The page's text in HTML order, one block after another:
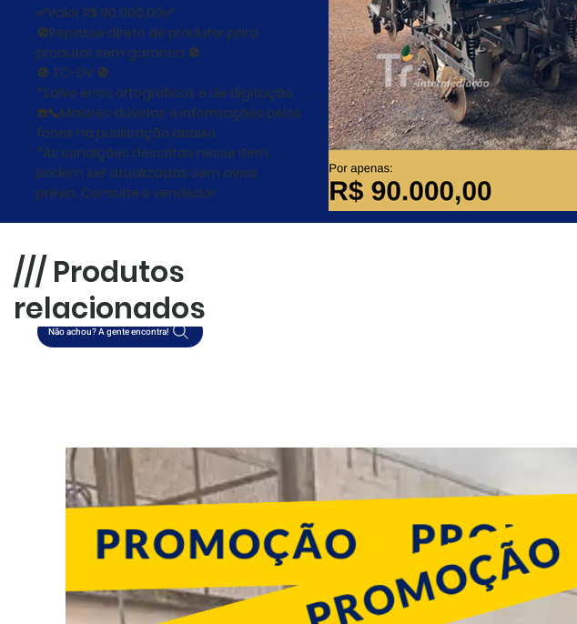
✅Valor R$ 90.000,00✅
🚫Repasse direto de produtor para
produtor sem garantia 🚫
🚫 TC-DV 🚫
*Salvo erros ortográficos e de digitação.
☎️📞Maiores dúvidas e informações pelos
fones na publicação abaixo.
*As condições descritas nesse item,
podem ser atualizadas sem aviso
prévio. Consulte o vendedor.
Falar com vendedor
Não achou? A gente encontra!
/// Produtos
relacionados